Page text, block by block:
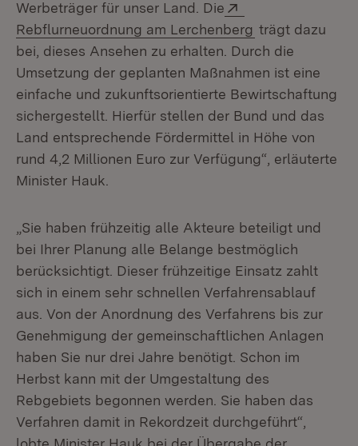
Werbeträger für unser Land. Die
Rebflurneuordnung am Lerchenberg (Öffnet in
trägt dazu
bei, dieses Ansehen zu erhalten. Durch die
Umsetzung der geplanten Maßnahmen ist eine
einfache und zukunftsorientierte Bewirtschaftung
sichergestellt. Hierfür stellen der Bund und das
Land entsprechende Fördermittel in Höhe von
rund 4,2 Millionen Euro zur Verfügung“, erläuterte
Minister Hauk.
„Sie haben frühzeitig alle Akteure beteiligt und
bei Ihrer Planung alle Belange bestmöglich
berücksichtigt. Dieser frühzeitige Einsatz zahlt
sich in einem sehr schnellen Verfahrensablauf
aus. Von der Anordnung des Verfahrens bis zur
Genehmigung der gemeinschaftlichen Anlagen
haben Sie nur drei Jahre benötigt. Schon im
Herbst kann mit der Umgestaltung des
Rebgebiets begonnen werden. Sie haben das
Verfahren damit in Rekordzeit durchgeführt“,